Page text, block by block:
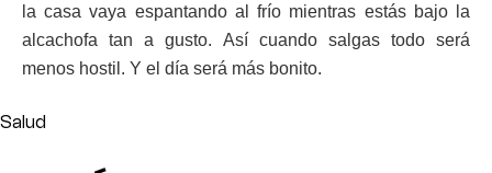
la casa vaya espantando al frío mientras estás bajo la
alcachofa tan a gusto. Así cuando salgas todo será
menos hostil. Y el día será más bonito.
Salud